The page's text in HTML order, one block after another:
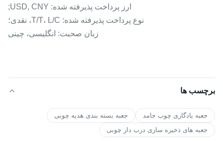
ارز پرداخت پذیرفته شده: USD, CNY;
نوع پرداخت پذیرفته شده: T/T، L/C، نقدی؛
زبان صحبت: انگلیسی، چینی
برچسب ها
جعبه یادگاری چوب جامد
جعبه بسته بندی هدیه چوبی
جعبه های ذخیره سازی درب دار چوبی